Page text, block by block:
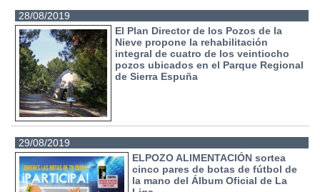
28/08/2019
El Plan Director de los Pozos de la
Nieve propone la rehabilitación
integral de cuatro de los veintiocho
pozos ubicados en el Parque Regional
de Sierra Espuña
29/08/2019
ELPOZO ALIMENTACIÓN sortea
cinco pares de botas de fútbol de
la mano del Álbum Oficial de La